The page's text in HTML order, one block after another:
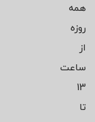
همه
روزه
از
ساعت
13
تا